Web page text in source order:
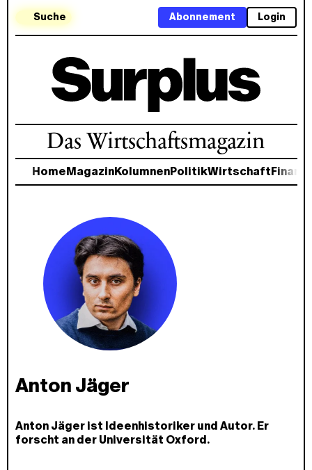
Suche Login
Abonnement
Das Wirtschaftsmagazin
Home MagazinKolumnenPolitikWirtschaft
Anton Jäger
Anton Jäger ist Ideenhistoriker und Autor. Er
forscht an der Universität Oxford.